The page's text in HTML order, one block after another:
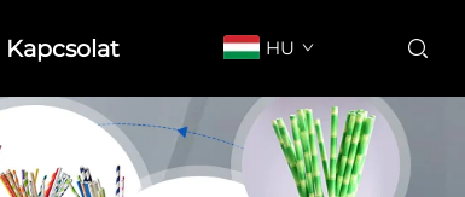
Kapcsolat HU